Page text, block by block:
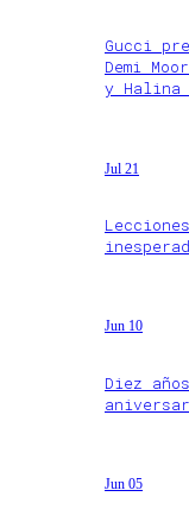
Gucci
Demi
y Halina
Jul 21
Jun 10
Diez
Jun 05